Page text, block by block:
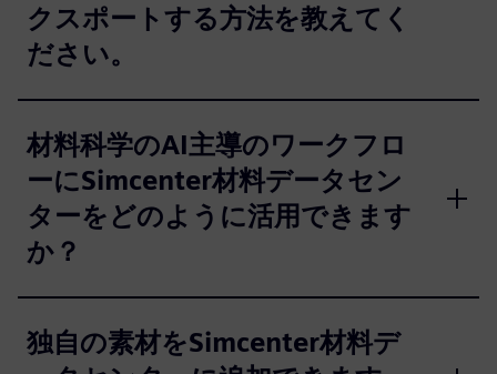
クスポートする方法を教えてく
ださい。
材料科学のAI主導のワークフロ
ーにSimcenter材料データセン
ターをどのように活用できます
か？
独自の素材をSimcenter材料デ